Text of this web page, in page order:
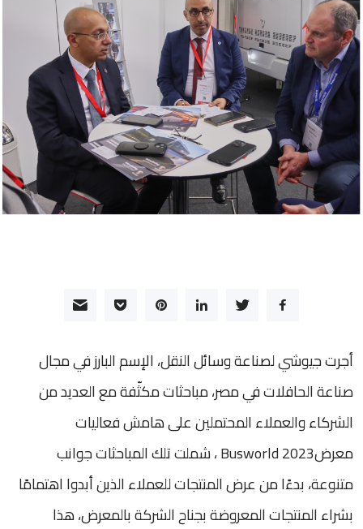
أجرت جيوشي لصناعة وسائل النقل، الإسم البارز في مجال
صناعة الحافلات في مصر، مباحثات مكثّفة مع العديد من
الشركاء والعملاء المحتملين على هامش فعاليات
معرضBusworld 2023 ، شملت تلك المباحثات جوانب
متنوعة، بدءًا من عرض المنتجات للعملاء الذين أبدوا اهتمامًا
بشراء المنتجات المعروضة بجناح الشركة بالمعرض، هذا